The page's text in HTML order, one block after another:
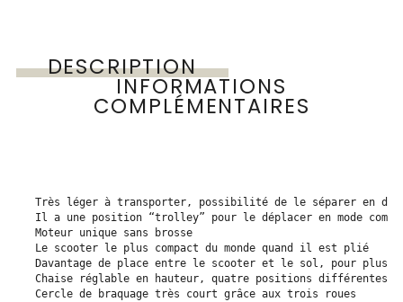
DESCRIPTION
INFORMATIONS
COMPLÉMENTAIRES
Très léger à transporter, possibilité de le séparer en
Il a une position “trolley” pour le déplacer en mode
Moteur unique sans brosse
Le scooter le plus compact du monde quand il est plié
Davantage de place entre le scooter et le sol, pour plus
Chaise réglable en hauteur, quatre positions différentes
Cercle de braquage très court grâce aux trois roues